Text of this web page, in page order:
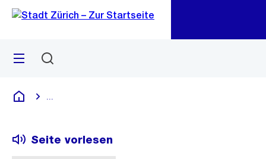
Navigation
Sprunglink
Menü
Deutsch
Seite vorlesen